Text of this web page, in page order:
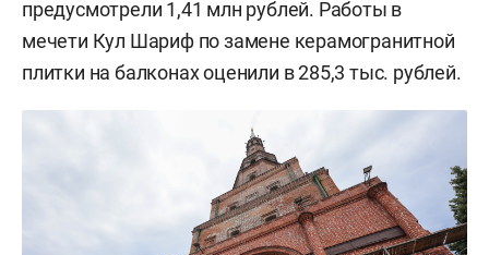
предусмотрели 1,41 млн рублей. Работы в
мечети Кул Шариф по замене керамогранитной
плитки на балконах оценили в 285,3 тыс. рублей.